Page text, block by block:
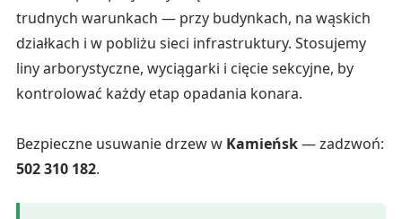
trudnych warunkach — przy budynkach, na wąskich
działkach i w pobliżu sieci infrastruktury. Stosujemy
liny arborystyczne, wyciągarki i cięcie sekcyjne, by
kontrolować każdy etap opadania konara.
Bezpieczne usuwanie drzew w Kamieńsk— zadzwoń:
502 310 182.